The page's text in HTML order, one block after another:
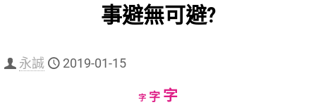
事避無可避?
永誠 2019-01-15
字Decrease
字Reset
字Increase